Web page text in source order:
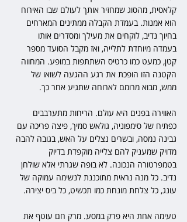
קלאסית, מהסוג שמחזיר אותך לעולם שבו האירוח
הוא אמנות. בעמדת הקבלה ממתינים המארחים
בחיוך נדיב, לוקחים את מעילך ומסדרים אותו
בעמדה מיוחדת לתלייה, ואז מקבל הסועד מספר
קטן, כמעט כמו כרטיס השתתפות במופע. המחווה
הקטנה הזו הופכת את רגע ההגעה לשואו של
ממש, מבוא מרומם לארוחה שתגיע אחר כך.
האווירה בפנים היא עולם. הריחות מתערבבים
כפתיח של סימפוניה, גולאש סמיך, פיצה פריכה עם
גבינה נמסה, ובשרים נצלים על האש, בגובה להבה
מדויק שמעניק להם צלייה מוקפדת בדיוק
בטמפרטורה הנכונה. לא בופה שגרתי אלא שולחן
נדיב. כל מנה נראית מתוכננת לנשימה עמוקה של
עונג, כל צלחת מונחת כמו תכשיט, כל ביס יצירה.
טעימה אחת היא פרק במסע. מרק חם עוטף את